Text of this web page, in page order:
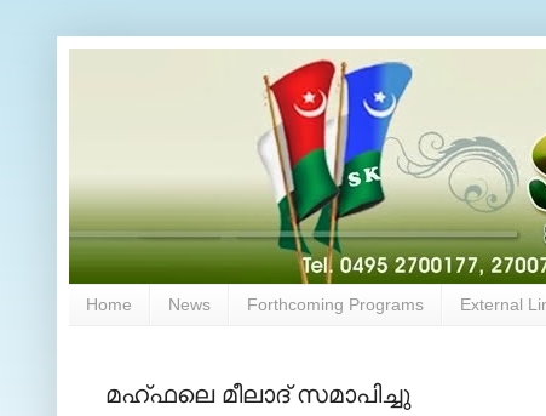
Home News Forthcoming Programs External
മഹ്ഫലെ മീലാദ് സമാപിച്ചു